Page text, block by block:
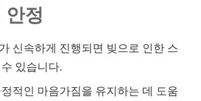
안정
신속하게 진행되면 빚으로 인한 스
있습니다.
적인 마음가짐을 유지하는 데 도움